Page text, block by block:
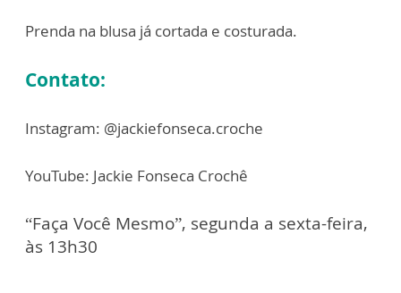
Prenda na blusa já cortada e costurada.
Contato:
Instagram: @jackiefonseca.croche
YouTube: Jackie Fonseca Crochê
“Faça Você Mesmo”, segunda a sexta-feira,
às 13h30